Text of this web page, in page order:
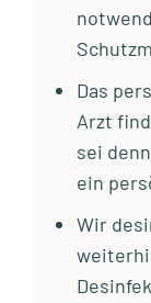
Das
Arzt
sei
ein
Wir